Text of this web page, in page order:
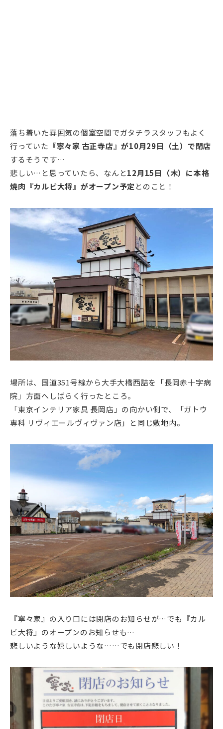
落ち着いた雰囲気の個室空間でガタチラスタッフもよく
行っていた 『寧々家 古正寺店』が10月29日（土）で閉店
するそうです…
悲しい…と思っていたら、なんと12月15日（木）に本格
焼肉『カルビ大将』がオープン予定 とのこと！
場所は、国道351号線から大手大橋西詰を「長岡赤十字病
院」方面へしばらく行ったところ。
「東京インテリア家具 長岡店」の向かい側で、「ガトウ
専科 リヴィエールヴィヴァン店」と同じ敷地内。
『寧々家』の入り口には閉店のお知らせが…でも『カル
ビ大将』のオープンのお知らせも…
悲しいような嬉しいような……でも閉店悲しい！